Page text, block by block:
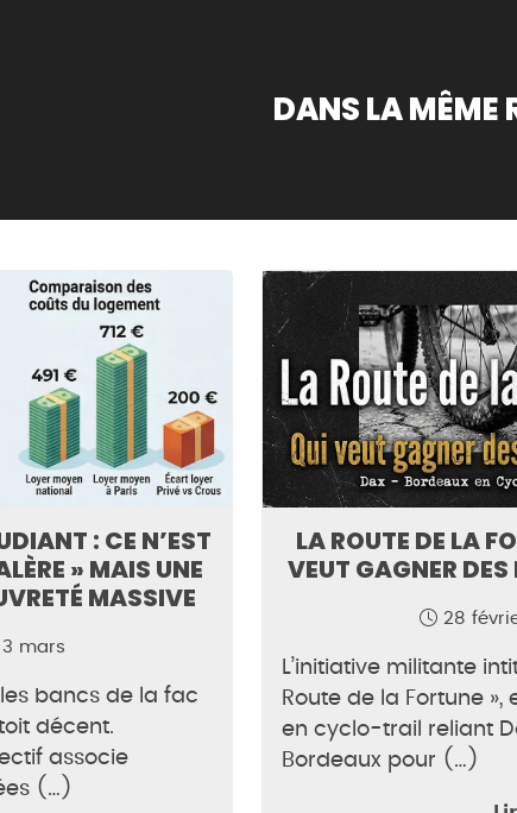
DANS LA MÊME
: CE N’EST
» MAIS UNE
MASSIVE
mars
les bancs de la fac
décent.
associe
(…)
LA ROUTE DE LA
VEUT GAGNER
28
L’initiative militante
Route de la Fortune »,
en cyclo-trail reliant
Bordeaux pour (…)